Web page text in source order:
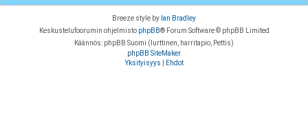
Breeze style by Ian Bradley
Keskustelufoorumin ohjelmisto phpBB® Forum Software © phpBB Limited
Käännös: phpBB Suomi (lurttinen, harritapio, Pettis)
phpBB SiteMaker
Yksityisyys
Ehdot